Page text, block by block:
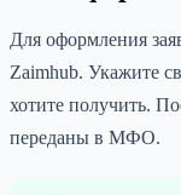
Для оформления
Zaimhub. Укажите
хотите получить.
переданы в МФО.